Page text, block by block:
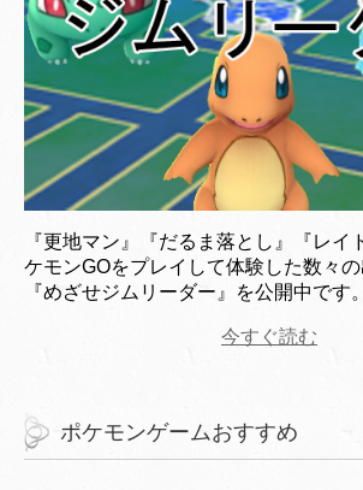
『更地マン』『だるま落とし』『レ
ケモンGOをプレイして体験した数々
『めざせジムリーダー』を公開中です。
今すぐ読む
ポケモンゲームおすすめ